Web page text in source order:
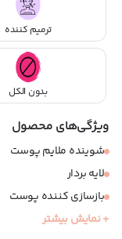
ترمیم کننده
بدون الکل
ویژگی‌های محصول
شوینده ملایم پوست
لایه بردار
بازسازی کننده پوست
حاوی مرطوب کننده و
+ نمایش بیشتر